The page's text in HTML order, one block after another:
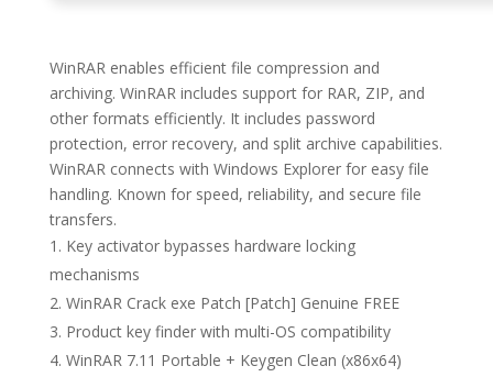
WinRAR enables efficient file compression and
archiving. WinRAR includes support for RAR, ZIP, and
other formats efficiently. It includes password
protection, error recovery, and split archive capabilities.
WinRAR connects with Windows Explorer for easy file
handling. Known for speed, reliability, and secure file
transfers.
Key activator bypasses hardware locking
mechanisms
WinRAR Crack exe Patch [Patch] Genuine FREE
Product key finder with multi-OS compatibility
WinRAR 7.11 Portable + Keygen Clean (x86x64)